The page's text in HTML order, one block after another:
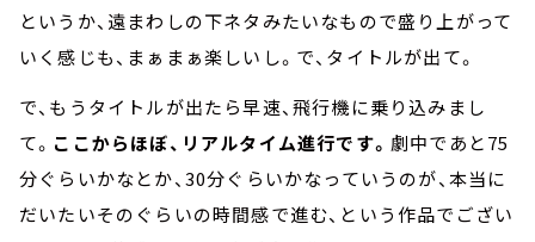
というか、遠まわしの下ネタみたいなもので盛り上がって
いく感じも、まぁまぁ楽しいし。で、タイトルが出て。
で、もうタイトルが出たら早速、飛行機に乗り込みまし
て。 ここからほぼ、リアルタイム進行です。劇中であと75
分ぐらいかなとか、30分ぐらいかなっていうのが、本当に
だいたいそのぐらいの時間感で進む、という作品でござい